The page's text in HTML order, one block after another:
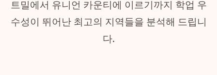
트밀에서 유니언 카운티에 이르기까지 학업 우
수성이 뛰어난 최고의 지역들을 분석해 드립니
다.